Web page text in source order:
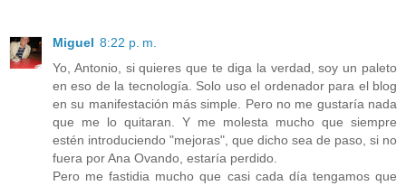
Miguel 8:22 p. m.
Yo, Antonio, si quieres que te diga la verdad, soy un paleto
en eso de la tecnología. Solo uso el ordenador para el blog
en su manifestación más simple. Pero no me gustaría nada
que me lo quitaran. Y me molesta mucho que siempre
estén introduciendo "mejoras", que dicho sea de paso, si no
fuera por Ana Ovando, estaría perdido.
Pero me fastidia mucho que casi cada día tengamos que